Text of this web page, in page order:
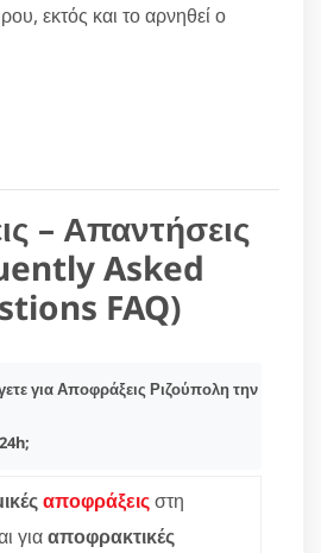
εκτός και το αρνηθεί ο
– Απαντήσεις
Asked
FAQ)
για Αποφράξεις Ριζούπολη την
αποφράξειςστη
γιααποφρακτικές